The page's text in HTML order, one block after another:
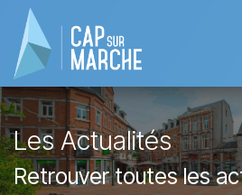
Skip to Content
Les Actualités
Retrouver toutes les